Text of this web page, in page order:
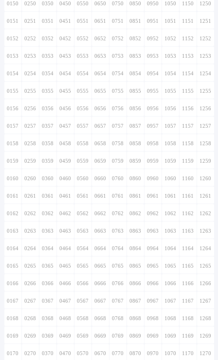
0150 0250 0350 0450 0550 0650 0750 0850 0950 1050 1150 1250
0151 0251 0351 0451 0551 0651 0751 0851 0951 1051 1151 1251
0152 0252 0352 0452 0552 0652 0752 0852 0952 1052 1152 1252
0153 0253 0353 0453 0553 0653 0753 0853 0953 1053 1153 1253
0154 0254 0354 0454 0554 0654 0754 0854 0954 1054 1154 1254
0155 0255 0355 0455 0555 0655 0755 0855 0955 1055 1155 1255
0156 0256 0356 0456 0556 0656 0756 0856 0956 1056 1156 1256
0157 0257 0357 0457 0557 0657 0757 0857 0957 1057 1157 1257
0158 0258 0358 0458 0558 0658 0758 0858 0958 1058 1158 1258
0159 0259 0359 0459 0559 0659 0759 0859 0959 1059 1159 1259
0160 0260 0360 0460 0560 0660 0760 0860 0960 1060 1160 1260
0161 0261 0361 0461 0561 0661 0761 0861 0961 1061 1161 1261
0162 0262 0362 0462 0562 0662 0762 0862 0962 1062 1162 1262
0163 0263 0363 0463 0563 0663 0763 0863 0963 1063 1163 1263
0164 0264 0364 0464 0564 0664 0764 0864 0964 1064 1164 1264
0165 0265 0365 0465 0565 0665 0765 0865 0965 1065 1165 1265
0166 0266 0366 0466 0566 0666 0766 0866 0966 1066 1166 1266
0167 0267 0367 0467 0567 0667 0767 0867 0967 1067 1167 1267
0168 0268 0368 0468 0568 0668 0768 0868 0968 1068 1168 1268
0169 0269 0369 0469 0569 0669 0769 0869 0969 1069 1169 1269
0170 0270 0370 0470 0570 0670 0770 0870 0970 1070 1170 1270